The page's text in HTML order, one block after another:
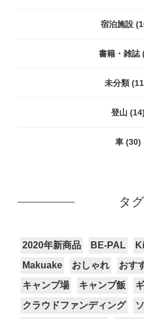
宿泊施設
書籍・雑誌
未分類
登山 (14)
車 (30)
タグ
2020年新商品 BE-PAL
Makuake
おしゃれ おす
キャンプ場
キャンプ飯
クラウドファンディング